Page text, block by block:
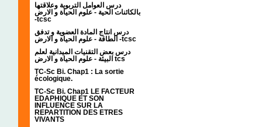
درس العوامل التربوية وعلاقتها
بالكائنات الحية - علوم الحياة و الارض
-tcsc
درس انتاج المادة العضوية و تدفق
الطاقة - علوم الحياة و الارض -tcsc
درس بعض التقنيات الميدانية لعلم
البيئة - علوم الحياة و الارض tcs
TC-Sc Bi. Chap1 : La sortie
écologique.
TC-Sc Bi. Chap1 LE FACTEUR
EDAPHIQUE ET SON
INFLUENCE SUR LA
REPARTITION DES ETRES
VIVANTS